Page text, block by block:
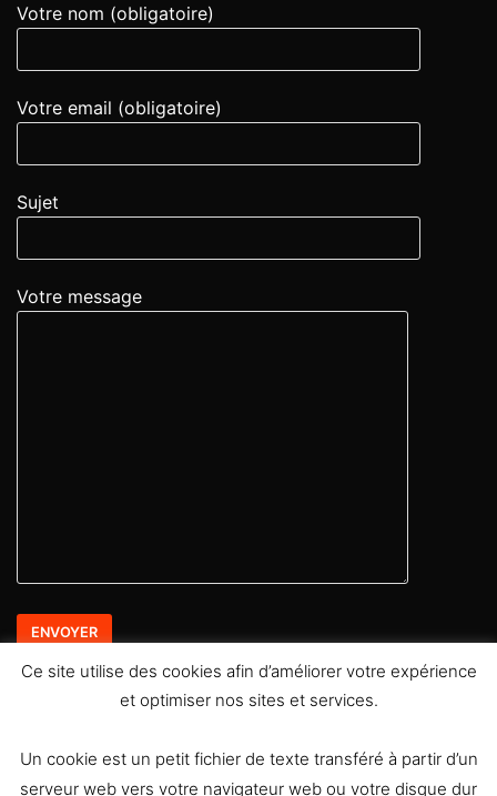
Votre nom (obligatoire)
Votre email (obligatoire)
Sujet
Votre message
Ce site utilise des cookies afin d’améliorer votre expérience
et optimiser nos sites et services.
Un cookie est un petit fichier de texte transféré à partir d’un
serveur web vers votre navigateur web ou votre disque dur